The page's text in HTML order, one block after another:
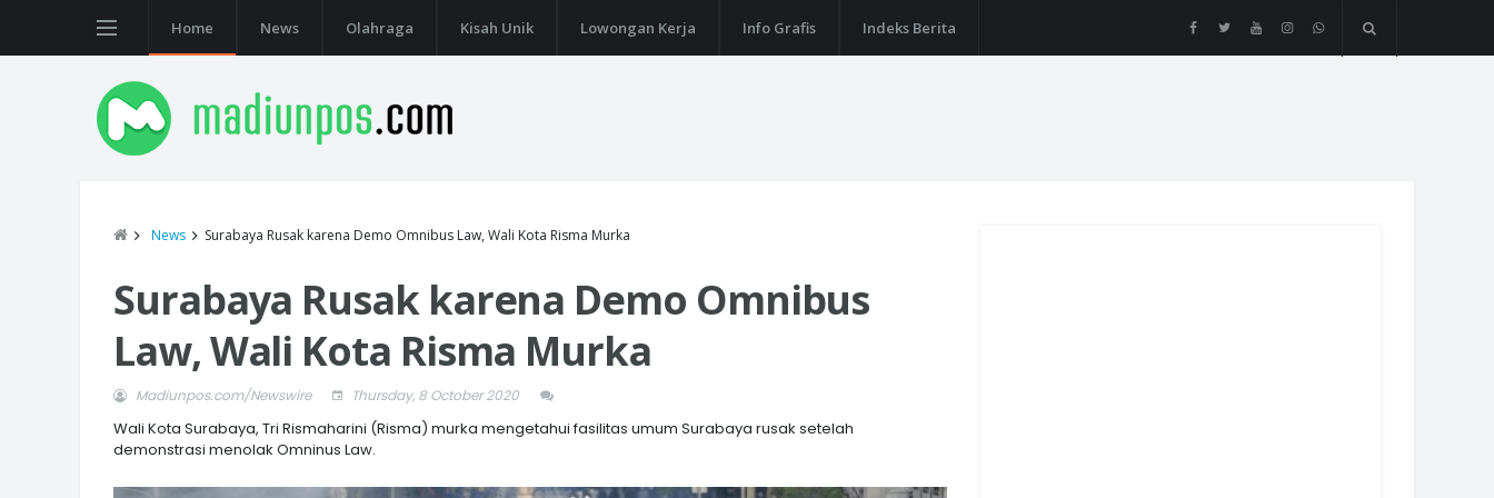
Home News Olahraga Kisah Unik Lowongan Kerja Info Grafis Indeks Berita
News Surabaya Rusak karena Demo Omnibus Law, Wali Kota Risma Murka
Surabaya Rusak karena Demo Omnibus
Law, Wali Kota Risma Murka
Madiunpos.com/Newswire Thursday, 8 October 2020
Wali Kota Surabaya, Tri Rismaharini (Risma) murka mengetahui fasilitas umum Surabaya rusak setelah
demonstrasi menolak Omninus Law.